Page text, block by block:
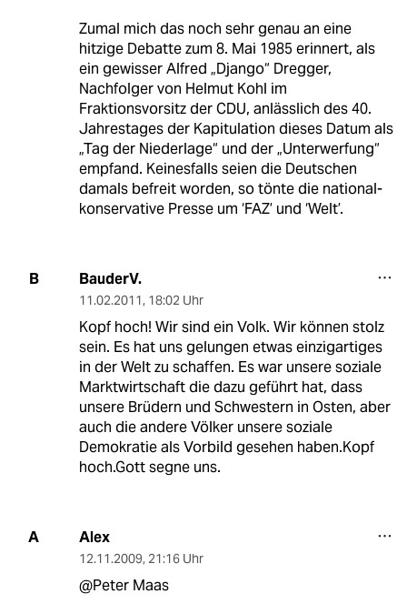
Zumal mich das noch sehr genau an eine
hitzige Debatte zum 8. Mai 1985 erinnert, als
ein gewisser Alfred „Django“ Dregger,
Nachfolger von Helmut Kohl im
Fraktionsvorsitz der CDU, anlässlich des 40.
Jahrestages der Kapitulation dieses Datum als
„Tag der Niederlage“ und der „Unterwerfung“
empfand. Keinesfalls seien die Deutschen
damals befreit worden, so tönte die national-
konservative Presse um ‘FAZ’ und ‘Welt’.
B BauderV.
11.02.2011, 18:02 Uhr
Kopf hoch! Wir sind ein Volk. Wir können stolz
sein. Es hat uns gelungen etwas einzigartiges
in der Welt zu schaffen. Es war unsere soziale
Marktwirtschaft die dazu geführt hat, dass
unsere Brüdern und Schwestern in Osten, aber
auch die andere Völker unsere soziale
Demokratie als Vorbild gesehen haben.Kopf
hoch.Gott segne uns.
A Alex
12.11.2009, 21:16 Uhr
@Peter Maas